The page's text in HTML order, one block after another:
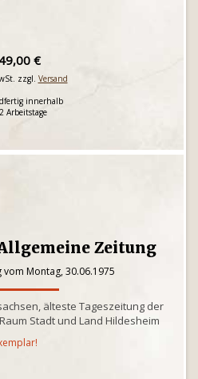
49,00 €
zzgl. Versand
innerhalb
Arbeitstage
Zeitung
Montag, 30.06.1975
älteste Tageszeitung der
Stadt und Land Hildesheim